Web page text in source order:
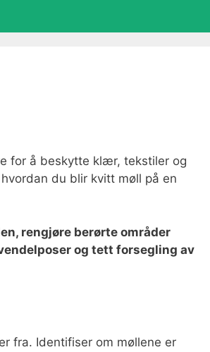
for å beskytte klær, tekstiler og
du blir kvitt møll på en
rengjøre berørte områder
og tett forsegling av
fra. Identifiser om møllene er